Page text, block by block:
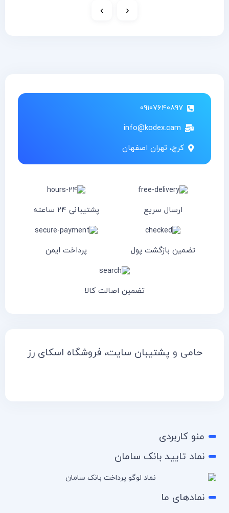
‹
›
۰۹۱۰۷۶۴۰۸۹۷
info@kodex.cam
کرج، تهران اصفهان
ارسال سریع پشتیبانی ۲۴ ساعته
تضمین بازگشت پول پرداخت ایمن
تضمین اصالت کالا
حامی و پشتیبان سایت، فروشگاه اسکای رز
منو کاربردی
نماد تایید بانک سامان
نمادهای ما